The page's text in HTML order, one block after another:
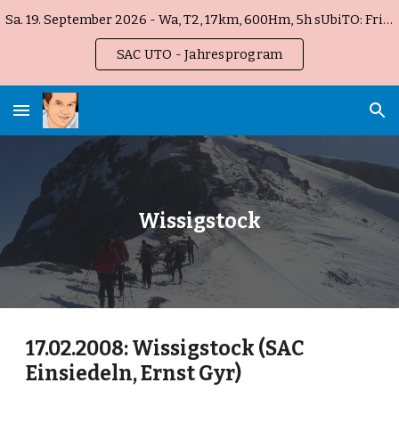
Sa. 19. September 2026 - Wa, T2, 17km, 600Hm, 5h sUbiTO: Fribourg Gottéron !
SAC UTO - Jahresprogram
Wissigstock
17.02.2008: Wissigstock (SAC
Einsiedeln, Ernst Gyr)